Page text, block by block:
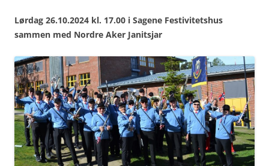
Lørdag 26.10.2024 kl. 17.00 i Sagene Festivitetshus
sammen med Nordre Aker Janitsjar